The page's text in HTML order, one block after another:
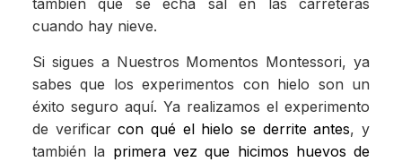
también que se echa sal en las carreteras
cuando hay nieve.
Si sigues a Nuestros Momentos Montessori, ya
sabes que los experimentos con hielo son un
éxito seguro aquí. Ya realizamos el experimento
de verificarcon qué el hielo se derrite antes, y
también la primera vez que hicimos huevos de